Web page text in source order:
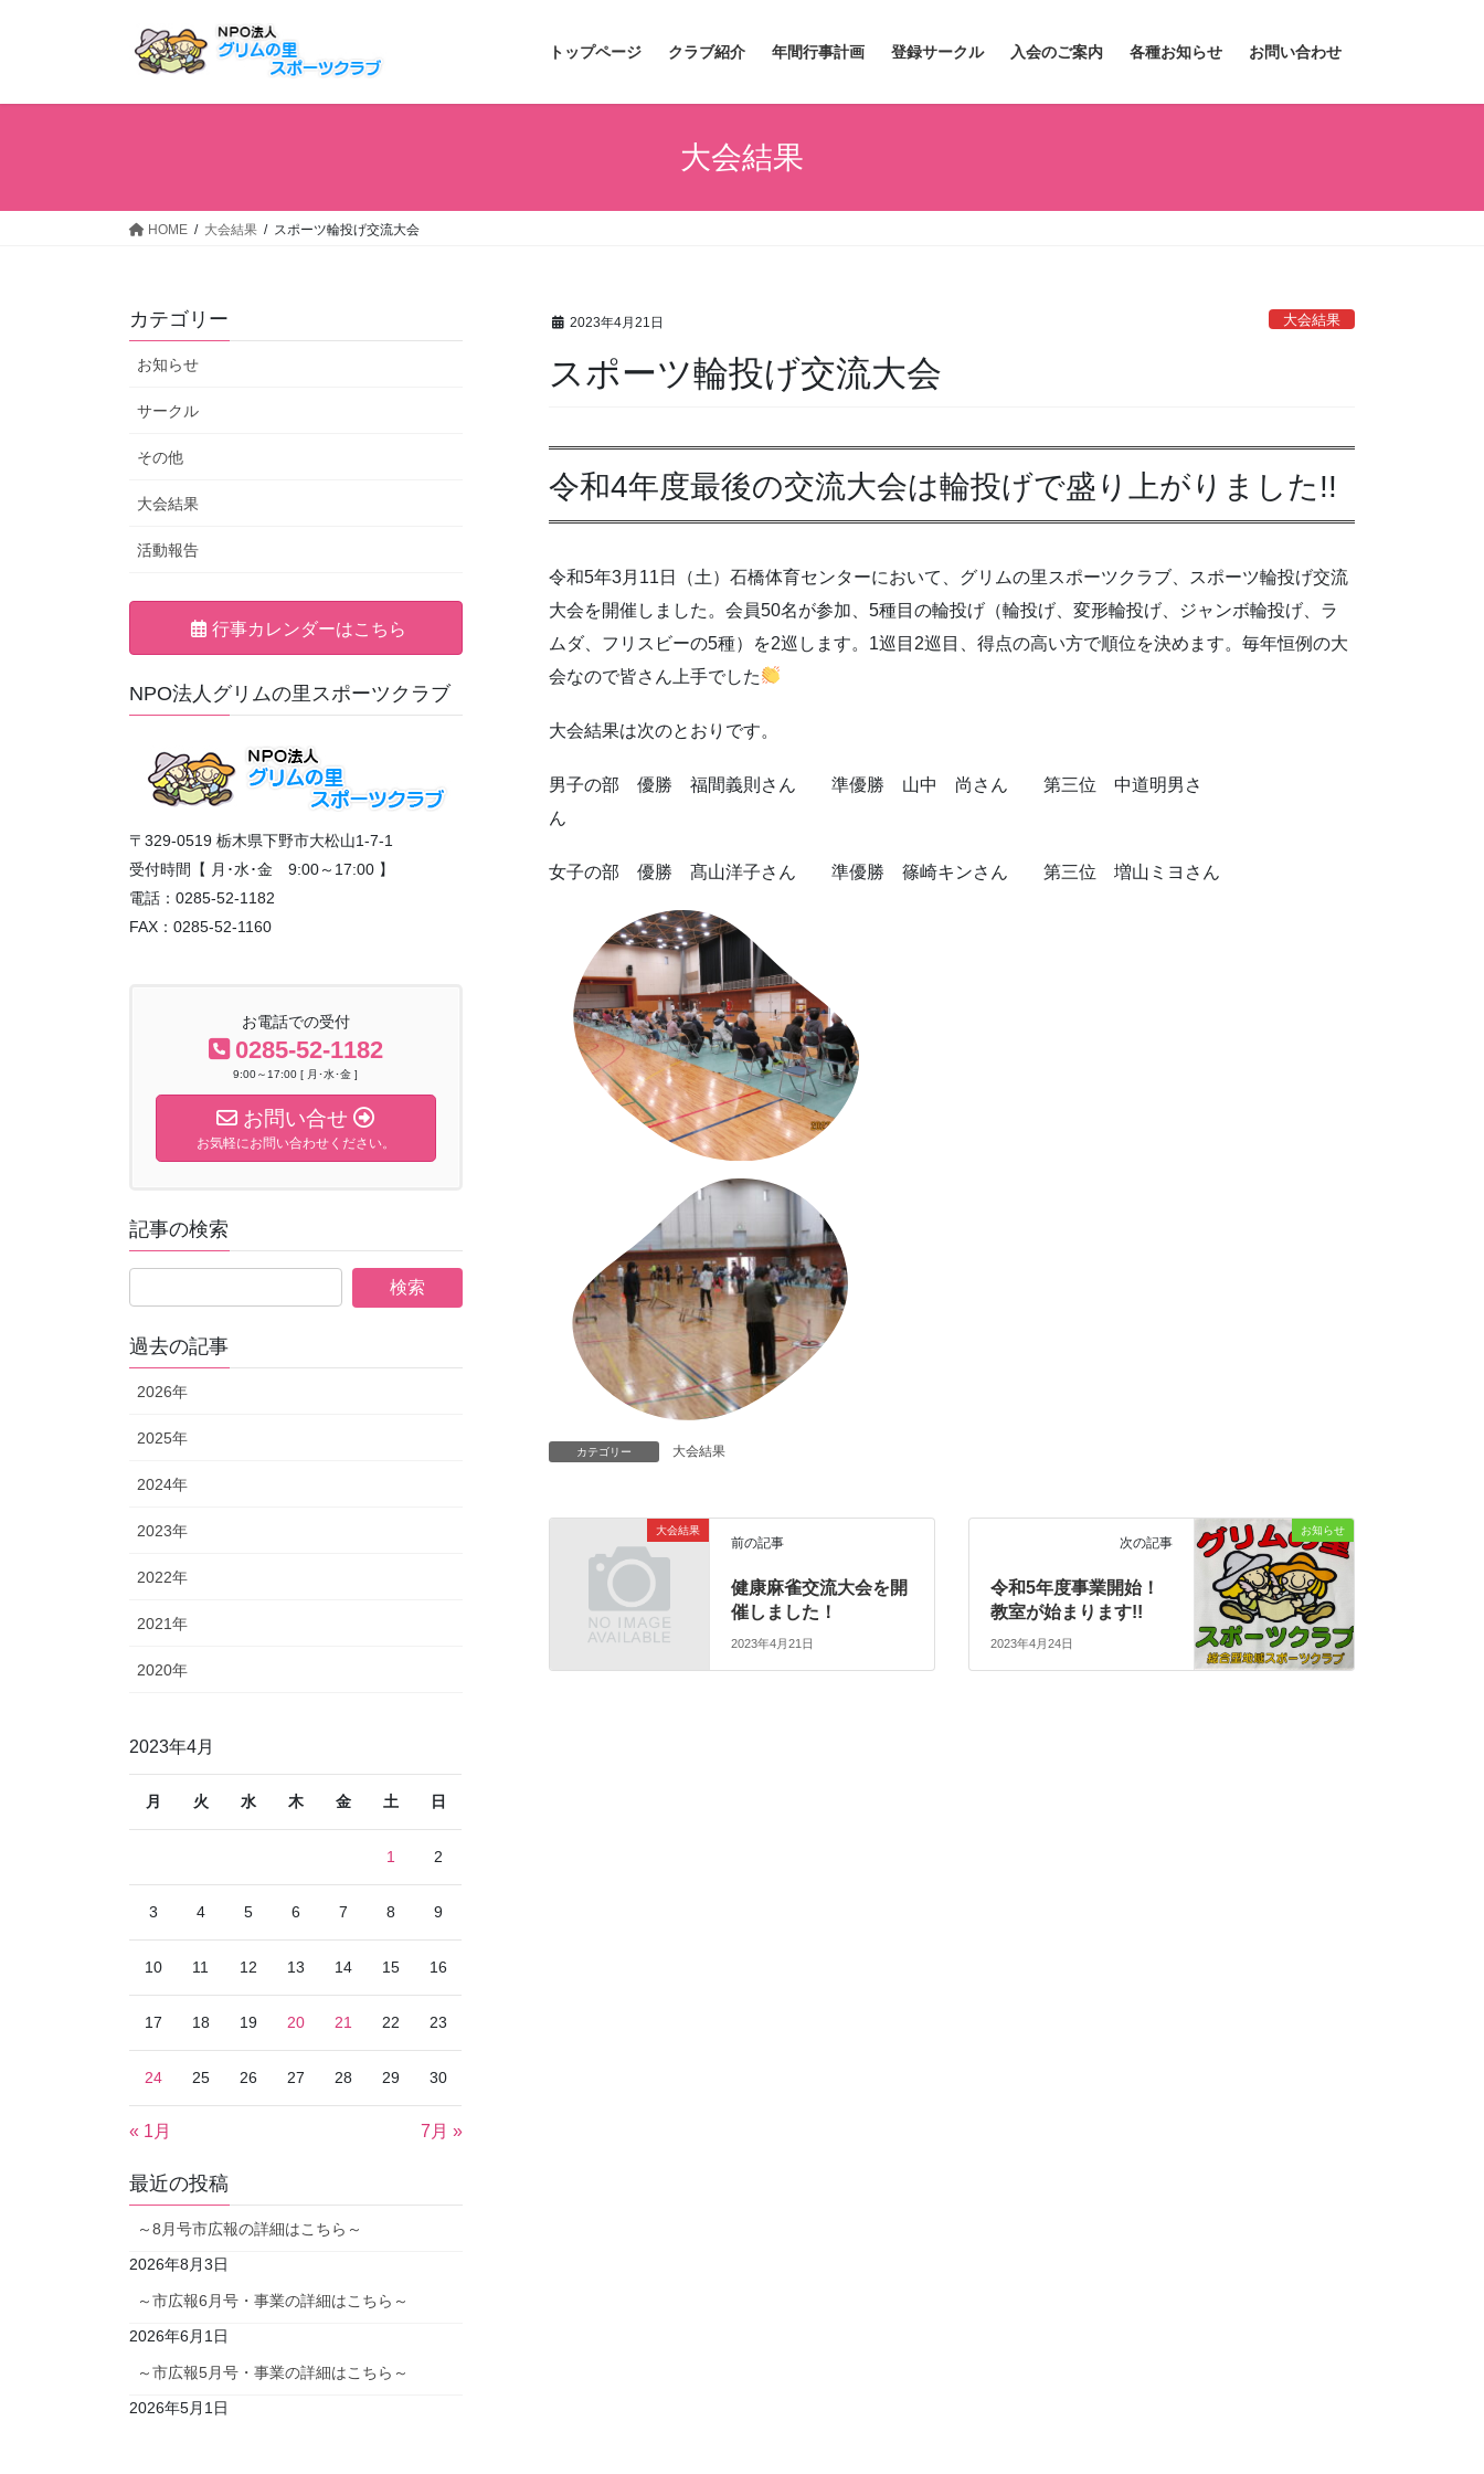
トップページ クラブ紹介 年間行事計画 登録サークル 入会のご案内 各種お知らせ お問い合わせ
大会結果
HOME 大会結果 スポーツ輪投げ交流大会
2023年4月21日 大会結果
スポーツ輪投げ交流大会
令和4年度最後の交流大会は輪投げで盛り上がりました!!
令和5年3月11日（土）石橋体育センターにおいて、グリムの里スポーツクラブ、スポーツ輪投げ交流
大会を開催しました。会員50名が参加、5種目の輪投げ（輪投げ、変形輪投げ、ジャンボ輪投げ、ラ
ムダ、フリスビーの5種）を2巡します。1巡目2巡目、得点の高い方で順位を決めます。毎年恒例の大
会なので皆さん上手でした
大会結果は次のとおりです。
男子の部 優勝 福間義則さん 準優勝 山中 尚さん 第三位 中道明男さ
ん
女子の部 優勝 髙山洋子さん 準優勝 篠崎キンさん 第三位 増山ミヨさん
カテゴリー 大会結果
大会結果
前の記事
健康麻雀交流大会を開
催しました！
2023年4月21日
お知らせ
次の記事
令和5年度事業開始！
教室が始まります!!
2023年4月24日
カテゴリー
お知らせ
サークル
その他
大会結果
活動報告
行事カレンダーはこちら
NPO法人グリムの里スポーツクラブ
〒329-0519 栃木県下野市大松山1-7-1
受付時間【 月･水･金 9:00～17:00 】
電話：0285-52-1182
FAX：0285-52-1160
お電話での受付
0285-52-1182
9:00～17:00 [ 月･水･金 ]
お問い合せ
お気軽にお問い合わせください。
記事の検索
過去の記事
2026年
2025年
2024年
2023年
2022年
2021年
2020年
2023年4月
月 火 水 木 金 土 日
1 2
3 4 5 6 7 8 9
10 11 12 13 14 15 16
17 18 19 20 21 22 23
24 25 26 27 28 29 30
« 1月 7月 »
最近の投稿
～8月号市広報の詳細はこちら～
2026年8月3日
～市広報6月号・事業の詳細はこちら～
2026年6月1日
～市広報5月号・事業の詳細はこちら～
2026年5月1日